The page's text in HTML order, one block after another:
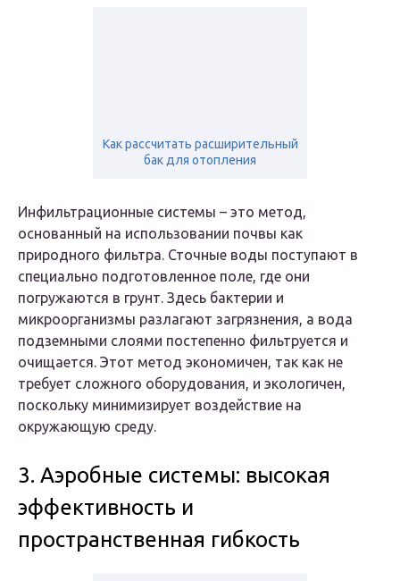
Как рассчитать расширительный
бак для отопления
Инфильтрационные системы – это метод,
основанный на использовании почвы как
природного фильтра. Сточные воды поступают в
специально подготовленное поле, где они
погружаются в грунт. Здесь бактерии и
микроорганизмы разлагают загрязнения, а вода
подземными слоями постепенно фильтруется и
очищается. Этот метод экономичен, так как не
требует сложного оборудования, и экологичен,
поскольку минимизирует воздействие на
окружающую среду.
3. Аэробные системы: высокая
эффективность и
пространственная гибкость